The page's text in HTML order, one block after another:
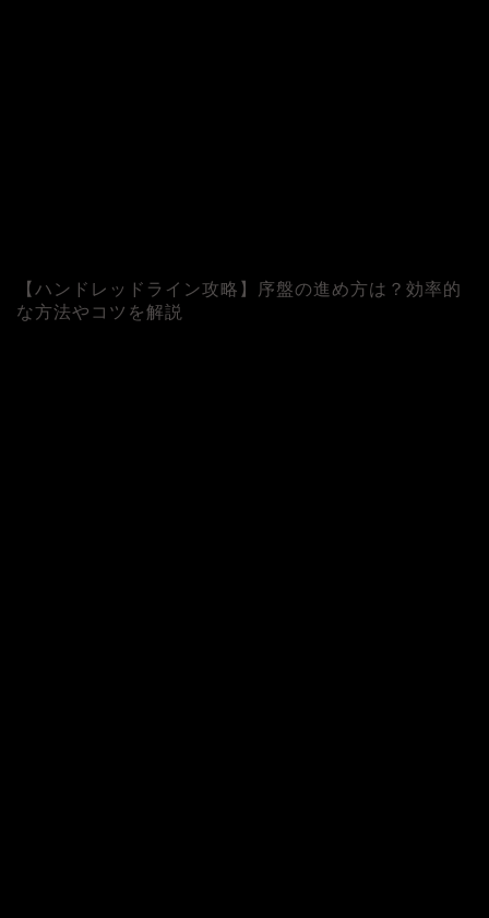
【ハンドレッドライン攻略】序盤の進め方は？効率的
な方法やコツを解説